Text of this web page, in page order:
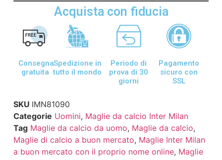
Acquista con fiducia
Consegna
gratuita
Spedizione in
tutto il mondo
Periodo di
prova di 30
giorni
Pagamento
sicuro con
SSL
SKU IMN81090
Categorie Uomini, Maglie da calcio Inter Milan
Tag Maglie da calcio da uomo, Maglie da calcio,
Maglie di calcio a buon mercato, Maglie Inter Milan
a buon mercato con il proprio nome online, Maglie